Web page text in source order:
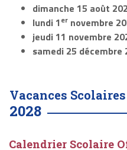
dimanche 15 août
lundi 1er novembre
jeudi 11 novembre
samedi 25 décembre
Vacances Scolaires
2028
Calendrier Scolaire